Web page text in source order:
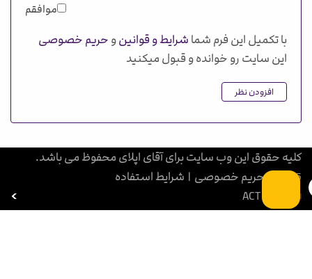
موافقم
با تکمیل این فرم شما شرایط و قوانینو حریم خصوصی
این سایت رو خوانده و قبول میکنید
افزودن نظر
کلیه حقوق این وب سایت برای آقای اپلای محفوظ می باشد.
1405
| حریم خصوصی | شرایط استفاده
آزمون ACT
بورسیه تحصیلی